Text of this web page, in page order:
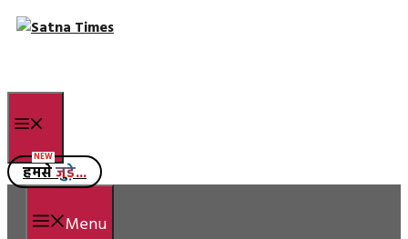
Skip
हमसेजुड़े...
Menu